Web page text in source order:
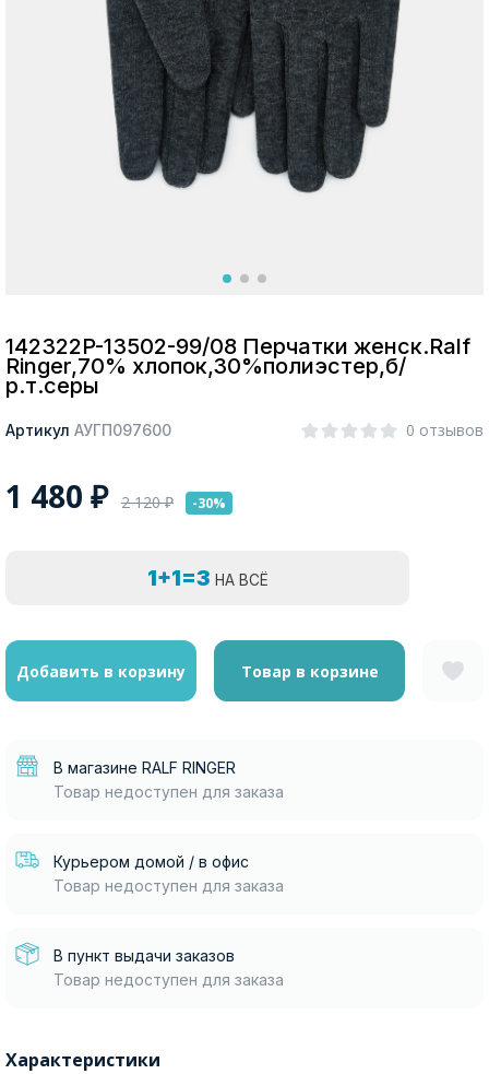
Москва
142322P-13502-99/08 Перчатки женск.Ralf
Ringer,70% хлопок,30%полиэстер,б/
р.т.серы
Артикул АУГП097600 0 отзывов
1 480 ₽ 2 120₽ -30%
1+1=3 НА ВСЁ
Добавить в корзину Товар в корзине
В магазине RALF RINGER
Товар недоступен для заказа
Курьером домой / в офис
Товар недоступен для заказа
В пункт выдачи заказов
Товар недоступен для заказа
Характеристики